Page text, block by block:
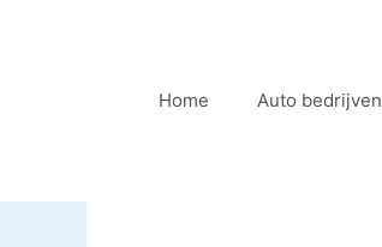
Home Auto bedrijven